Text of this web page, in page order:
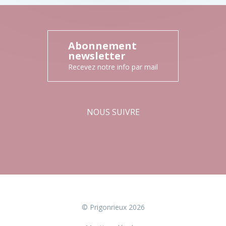
Abonnement
newsletter
Recevez notre info par mail
NOUS SUIVRE
© Prigonrieux 2026